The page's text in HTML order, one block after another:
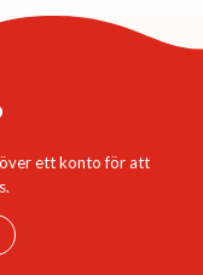
ett konto för att